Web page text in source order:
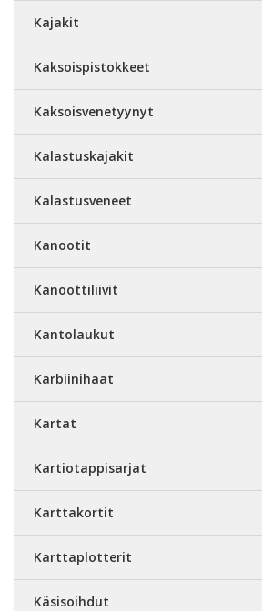
Kajakit
Kaksoispistokkeet
Kaksoisvenetyynyt
Kalastuskajakit
Kalastusveneet
Kanootit
Kanoottiliivit
Kantolaukut
Karbiinihaat
Kartat
Kartiotappisarjat
Karttakortit
Karttaplotterit
Käsisoihdut